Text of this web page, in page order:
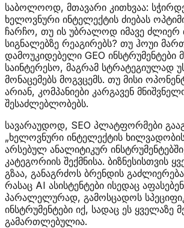
საბოლოოდ, მთავარი კითხვაა:
ხელოვნური ინტელექტის ძიებას
ჩარჩო, თუ ის უბრალოდ იმავე ძლიერ
სიგნალებზე რეაგირებს? თუ ჰოუი
დამოუკიდებელი GEO
საინტერესო, მაგრამ სტრატეგიულად
მონაცემებს მოგვცემს. თუ მისი
არიან, კომპანიები კარგავენ
შესაძლებლობებს.
სავარაუდოდ, SEO პლატფორმები
„ხელოვნური ინტელექტის
არსებულ ანალიტიკურ
კატეგორიის შექმნისა. ბიზნესისთვის
გზაა, განაგრძოს ბრენდის
რასაც AI ასისტენტები ისედაც
პარალელურად, გამოსცადოს
ინსტრუმენტები იქ, სადაც ეს ყველაზე
გამართლებულია.